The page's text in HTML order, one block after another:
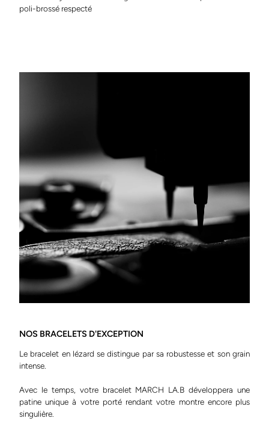
poli-brossé respecté
NOS BRACELETS D'EXCEPTION
Le bracelet en lézard se distingue par sa robustesse et son grain
intense.
Avec le temps, votre bracelet MARCH LA.B développera une
patine unique à votre porté rendant votre montre encore plus
singulière.